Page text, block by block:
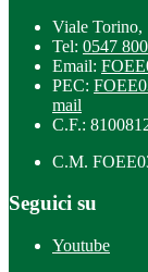
Viale Torino,
Tel: 0547
Email:
PEC:
mail
C.F.:
C.M.
Seguici su
Youtube